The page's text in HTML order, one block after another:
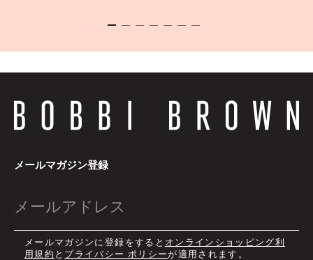
メールマガジン登録
メールマガジンに登録をすると オンラインショッピング利
用規約 と プライバシー ポリシーが適用されます。